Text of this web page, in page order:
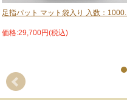
足指パット マット袋入り 入数：1000...
価格:29,700円(税込)